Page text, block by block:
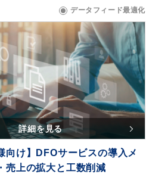
データフィード最適化
詳細を見る
向け】DFOサービスの導入メ
売上の拡大と工数削減